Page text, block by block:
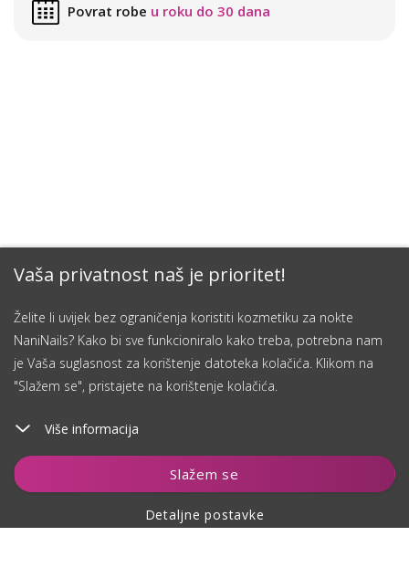
Vaša privatnost naš je prioritet!
Želite li uvijek bez ograničenja koristiti kozmetiku za nokte
NaniNails? Kako bi sve funkcioniralo kako treba, potrebna nam
je Vaša suglasnost za korištenje datoteka kolačića. Klikom na
"Slažem se", pristajete na korištenje kolačića.
Više informacija
Slažem se
Detaljne postavke
Dodaj u košaricu
Povrat robe u roku do 30 dana